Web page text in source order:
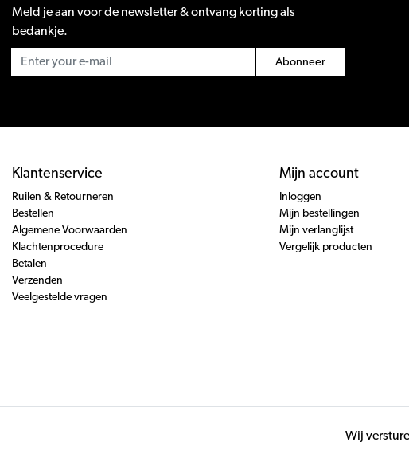
Meld je aan voor de newsletter & ontvang korting als
bedankje.
Abonneer
Klantenservice
Ruilen & Retourneren
Bestellen
Algemene Voorwaarden
Klachtenprocedure
Betalen
Verzenden
Veelgestelde vragen
Mijn account
Inloggen
Mijn bestellingen
Mijn verlanglijst
Vergelijk producten
Wij